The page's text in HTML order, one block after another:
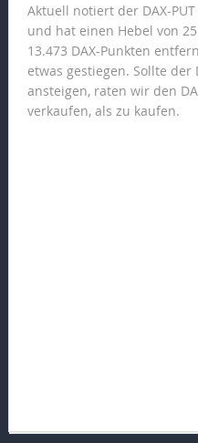
Aktuell notiert der DAX-
und hat einen Hebel von
13.473 DAX-Punkten
etwas gestiegen. Sollte der
ansteigen, raten wir den
verkaufen, als zu kaufen.